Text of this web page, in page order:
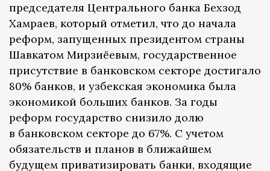
председателя Центрального банка Бехзод
Хамраев, который отметил, что до начала
реформ, запущенных президентом страны
Шавкатом Мирзиёевым, государственное
присутствие в банковском секторе достигало
80% банков, и узбекская экономика была
экономикой больших банков. За годы
реформ государство снизило долю
в банковском секторе до 67%. С учетом
обязательств и планов в ближайшем
будущем приватизировать банки, входящие